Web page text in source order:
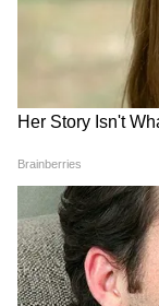
রাজ বন্ধ করার
হবে।
হাসপাতালে
মুখ্যমন্ত্রী
হাসপাতালের
কেন্দ্রীয়
5
6